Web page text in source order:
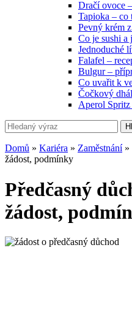
Dračí ovoce
Tapioka –
Pevný krém
Co je sushi a
Jednoduché
Falafel –
Bulgur –
Co uvařit k
Čočkový
Aperol Spritz
Domů » Kariéra » Zaměstnání»
žádost, podmínky
Předčasný
žádost,